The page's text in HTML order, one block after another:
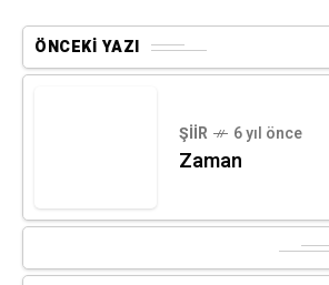
ÖNCEKI YAZI
ŞIIR 6 yıl önce
Zaman